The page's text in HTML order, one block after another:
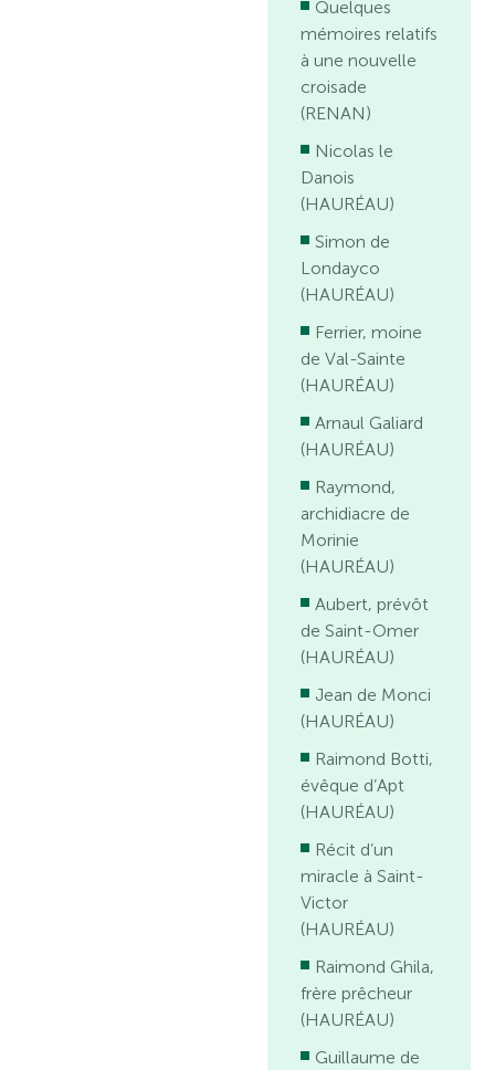
Quelques
mémoires relatifs
à une nouvelle
croisade
(RENAN)
Nicolas le
Danois
(HAURÉAU)
Simon de
Londayco
(HAURÉAU)
Ferrier, moine
de Val-Sainte
(HAURÉAU)
Arnaul Galiard
(HAURÉAU)
Raymond,
archidiacre de
Morinie
(HAURÉAU)
Aubert, prévôt
de Saint-Omer
(HAURÉAU)
Jean de Monci
(HAURÉAU)
Raimond Botti,
évêque d’Apt
(HAURÉAU)
Récit d’un
miracle à Saint-
Victor
(HAURÉAU)
Raimond Ghila,
frère prêcheur
(HAURÉAU)
Guillaume de